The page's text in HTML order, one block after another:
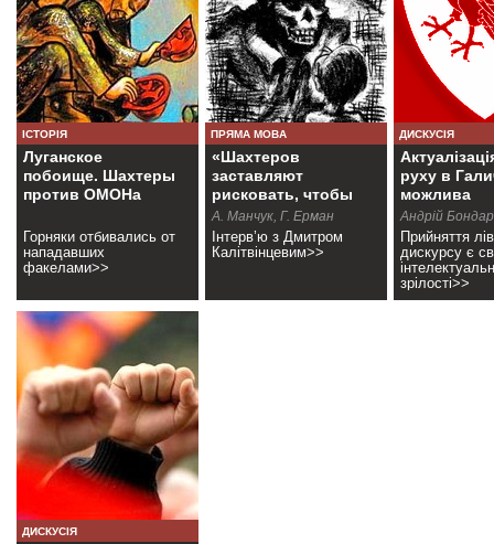
ІСТОРІЯ
Луганское
побоище. Шахтеры
против ОМОНа
Горняки отбивались от
нападавших
факелами>>
ПРЯМА МОВА
«Шахтеров
заставляют
рисковать, чтобы
заработать»
А. Манчук, Г. Ерман
Інтерв’ю з Дмитром
Калітвінцевим>>
ДИСКУСІЯ
руху в
можлива
Андрій
Прийняття
дискурсу є
зрілості>>
ДИСКУСІЯ